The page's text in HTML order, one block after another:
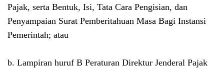
Pajak, serta Bentuk, Isi, Tata Cara Pengisian, dan
Penyampaian Surat Pemberitahuan Masa Bagi Instansi
Pemerintah; atau
b. Lampiran huruf B Peraturan Direktur Jenderal Pajak